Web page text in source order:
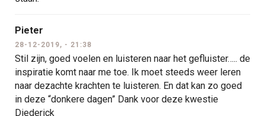
Pieter
28-12-2019, - 21:38
Stil zijn, goed voelen en luisteren naar het gefluister….. de
inspiratie komt naar me toe. Ik moet steeds weer leren
naar dezachte krachten te luisteren. En dat kan zo goed
in deze “donkere dagen” Dank voor deze kwestie
Diederick